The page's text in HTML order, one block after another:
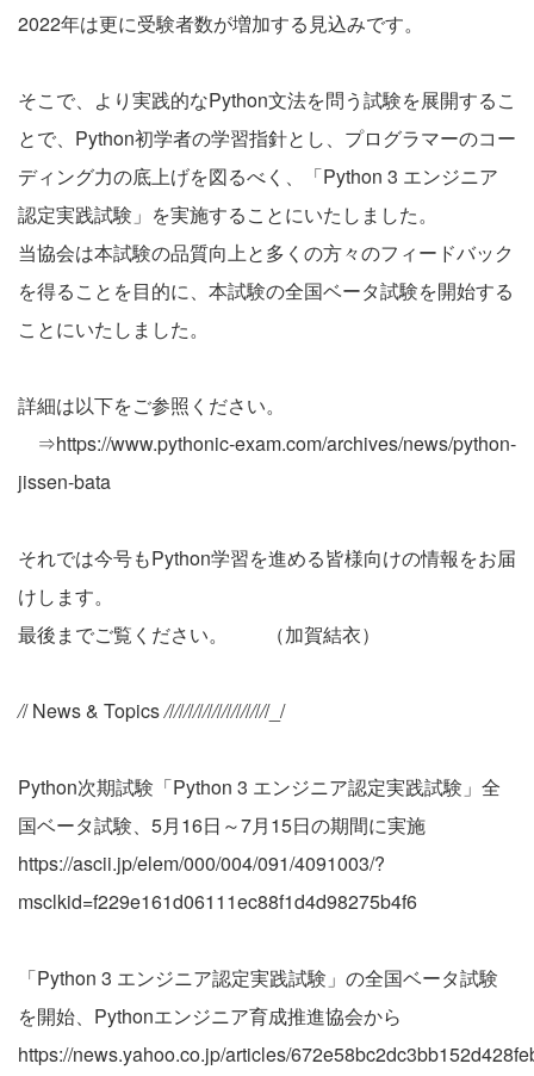
2022年は更に受験者数が増加する見込みです。
そこで、より実践的なPython文法を問う試験を展開するこ
とで、Python初学者の学習指針とし、プログラマーのコー
ディング力の底上げを図るべく、「Python 3 エンジニア
認定実践試験」を実施することにいたしました。
当協会は本試験の品質向上と多くの方々のフィードバック
を得ることを目的に、本試験の全国ベータ試験を開始する
ことにいたしました。
詳細は以下をご参照ください。
⇒https://www.pythonic-exam.com/archives/news/python-
jissen-bata
それでは今号もPython学習を進める皆様向けの情報をお届
けします。
最後までご覧ください。 （加賀結衣）
// News & Topics//////////////////////_/
Python次期試験「Python 3 エンジニア認定実践試験」全
国ベータ試験、5月16日～7月15日の期間に実施
https://ascii.jp/elem/000/004/091/4091003/?
msclkid=f229e161d06111ec88f1d4d98275b4f6
「Python 3 エンジニア認定実践試験」の全国ベータ試験
を開始、Pythonエンジニア育成推進協会から
https://news.yahoo.co.jp/articles/